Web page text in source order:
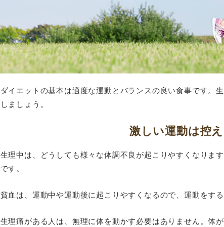
ダイエットの基本は適度な運動とバランスの良い食事です。
しましょう。
激しい運動は控
生理中は、どうしても様々な体調不良が起こりやすくなりま
です。
貧血は、運動中や運動後に起こりやすくなるので、運動をす
生理痛がある人は、無理に体を動かす必要はありません。体